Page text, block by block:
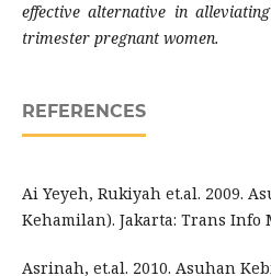
effective alternative in
trimester pregnant women.
REFERENCES
Ai Yeyeh, Rukiyah et.al. 2009.
Kehamilan). Jakarta: Trans Info
Asrinah, et.al. 2010. Asuhan